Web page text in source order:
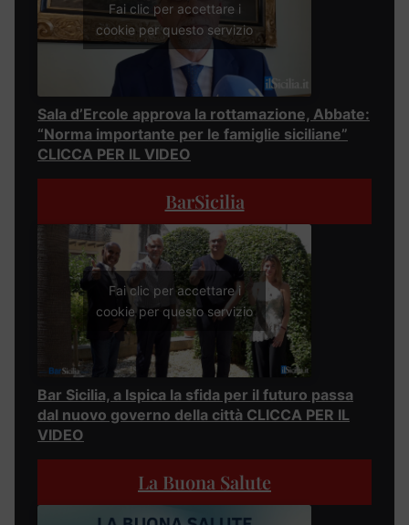
Fai clic per accettare i
cookie per questo servizio
Sala d’Ercole approva la rottamazione, Abbate:
“Norma importante per le famiglie siciliane”
CLICCA PER IL VIDEO
BarSicilia
Fai clic per accettare i
cookie per questo servizio
Bar Sicilia, a Ispica la sfida per il futuro passa
dal nuovo governo della città CLICCA PER IL
VIDEO
La Buona Salute